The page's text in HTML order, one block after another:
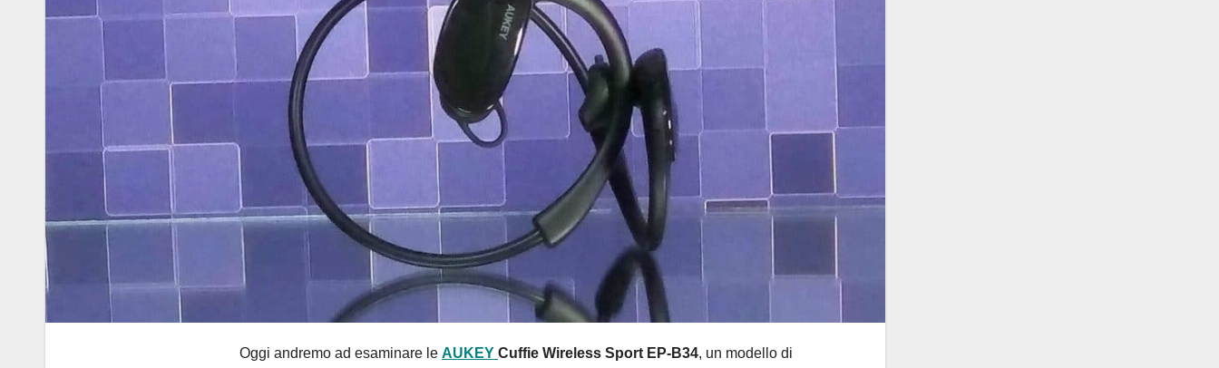
Oggi andremo ad esaminare le AUKEY Cuffie Wireless Sport EP-B34, un modello di